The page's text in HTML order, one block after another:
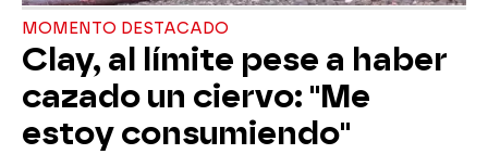
MOMENTO DESTACADO
Clay, al límite pese a haber
cazado un ciervo: "Me
estoy consumiendo"